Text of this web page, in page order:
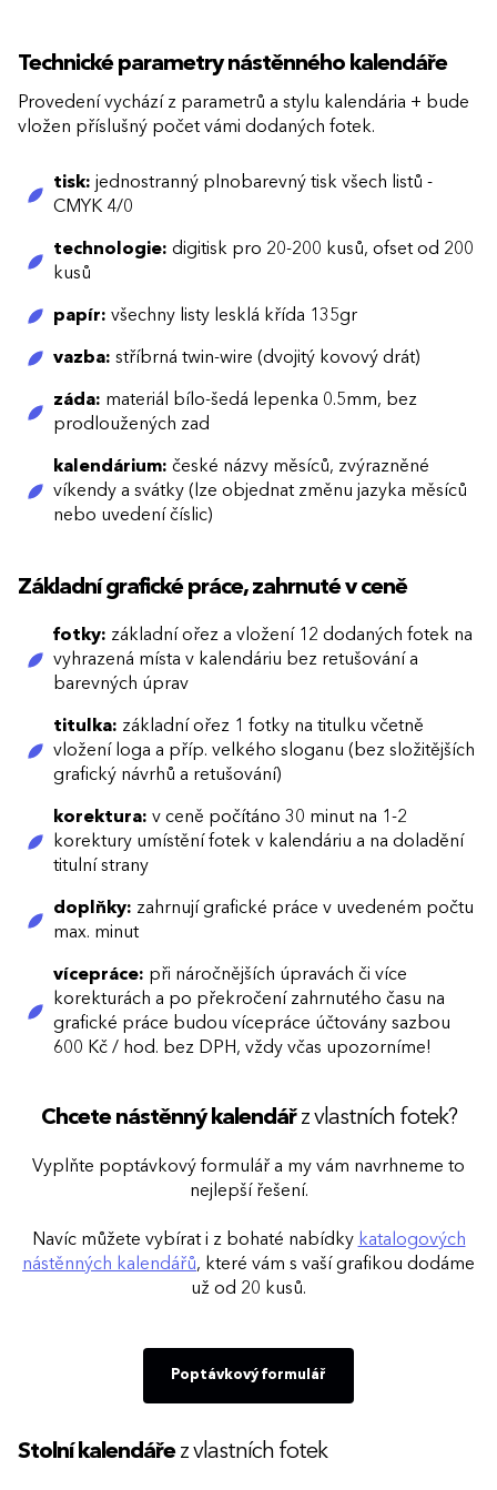
Technické parametry nástěnného kalendáře
Provedení vychází z parametrů a stylu kalendária + bude
vložen příslušný počet vámi dodaných fotek.
tisk: jednostranný plnobarevný tisk všech listů -
CMYK 4/0
technologie: digitisk pro 20-200 kusů, ofset od 200
kusů
papír: všechny listy lesklá křída 135gr
vazba: stříbrná twin-wire (dvojitý kovový drát)
záda: materiál bílo-šedá lepenka 0.5mm, bez
prodloužených zad
kalendárium: české názvy měsíců, zvýrazněné
víkendy a svátky (lze objednat změnu jazyka měsíců
nebo uvedení číslic)
Základní grafické práce, zahrnuté v ceně
fotky: základní ořez a vložení 12 dodaných fotek na
vyhrazená místa v kalendáriu bez retušování a
barevných úprav
titulka: základní ořez 1 fotky na titulku včetně
vložení loga a příp. velkého sloganu (bez složitějších
grafický návrhů a retušování)
korektura: v ceně počítáno 30 minut na 1-2
korektury umístění fotek v kalendáriu a na doladění
titulní strany
doplňky: zahrnují grafické práce v uvedeném počtu
max. minut
vícepráce: při náročnějších úpravách či více
korekturách a po překročení zahrnutého času na
grafické práce budou vícepráce účtovány sazbou
600 Kč / hod. bez DPH, vždy včas upozorníme!
Chcete nástěnný kalendářz vlastních fotek?
Vyplňte poptávkový formulář a my vám navrhneme to
nejlepší řešení.
Navíc můžete vybírat i z bohaté nabídky katalogových
nástěnných kalendářů, které vám s vaší grafikou dodáme
už od 20 kusů.
Poptávkový formulář
Stolní kalendáře z vlastních fotek